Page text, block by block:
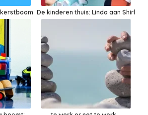
De kinderen thuis: Linda aan Shirl